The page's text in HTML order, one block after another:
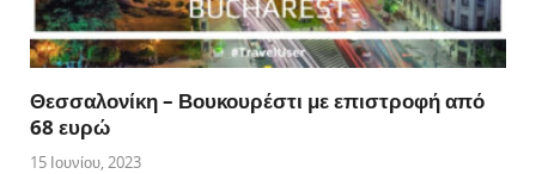
Θεσσαλονίκη – Βουκουρέστι με επιστροφή από
68 ευρώ
15 Ιουνίου, 2023